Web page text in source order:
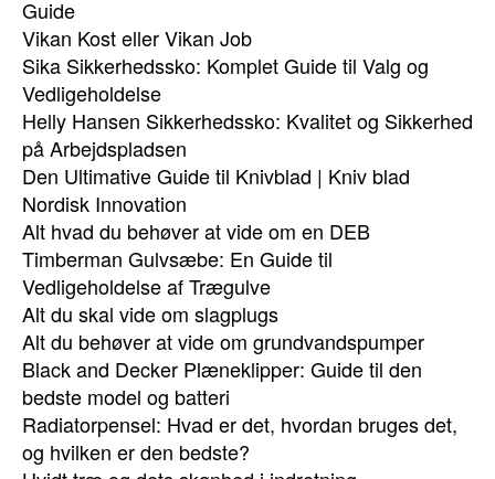
Guide
Vikan Kost eller Vikan Job
Sika Sikkerhedssko: Komplet Guide til Valg og
Vedligeholdelse
Helly Hansen Sikkerhedssko: Kvalitet og Sikkerhed
på Arbejdspladsen
Den Ultimative Guide til Knivblad | Kniv blad
Nordisk Innovation
Alt hvad du behøver at vide om en DEB
Timberman Gulvsæbe: En Guide til
Vedligeholdelse af Trægulve
Alt du skal vide om slagplugs
Alt du behøver at vide om grundvandspumper
Black and Decker Plæneklipper: Guide til den
bedste model og batteri
Radiatorpensel: Hvad er det, hvordan bruges det,
og hvilken er den bedste?